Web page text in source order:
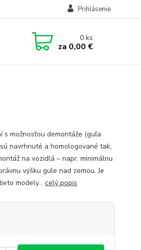
Prihlásenie
0ks
za 0,00 €
s možnosťou demontáže (guľa
navrhnuté a homologované tak,
na vozidlá – napr. minimálnu
výšku gule nad zemou. Je
modely... celý popis